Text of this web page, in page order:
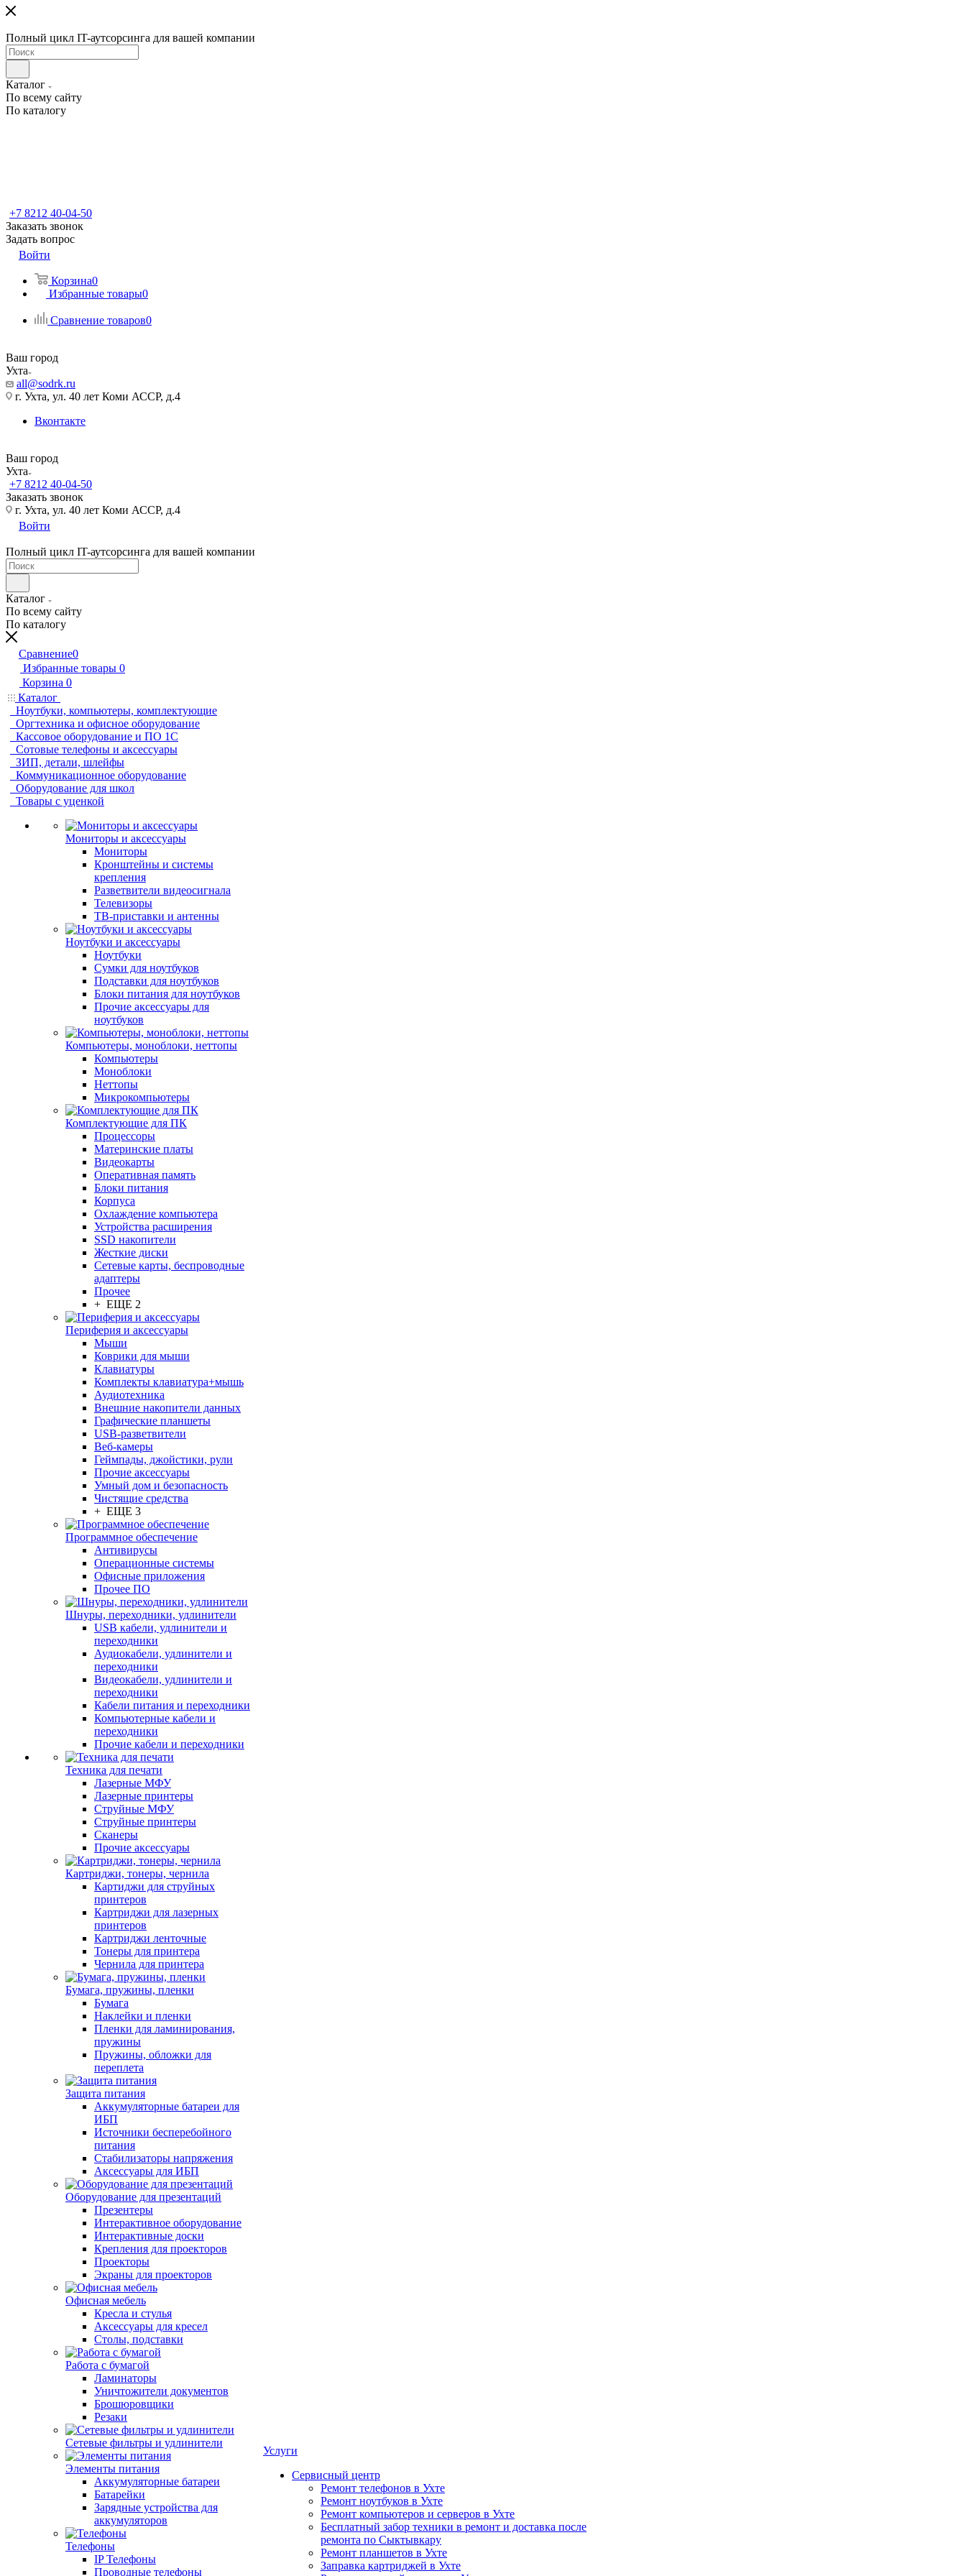
Полный цикл IT-аутсорсинга для вашей компании
Каталог
По всему сайту
По каталогу
+7 8212 40-04-50
Заказать звонок
Задать вопрос
Войти
Корзина0
Избранные товары0
Сравнение товаров0
Ваш город
Ухта
all@sodrk.ru
г. Ухта, ул. 40 лет Коми АССР, д.4
Вконтакте
Ваш город
Ухта
+7 8212 40-04-50
Заказать звонок
г. Ухта, ул. 40 лет Коми АССР, д.4
Войти
Полный цикл IT-аутсорсинга для вашей компании
Каталог
По всему сайту
По каталогу
Сравнение0
Избранные товары 0
Корзина 0
Каталог
Ноутбуки, компьютеры, комплектующие
Оргтехника и офисное оборудование
Кассовое оборудование и ПО 1С
Сотовые телефоны и аксессуары
ЗИП, детали, шлейфы
Коммуникационное оборудование
Оборудование для школ
Товары с уценкой
Мониторы и аксессуары
Мониторы
Кронштейны и системы
крепления
Разветвители видеосигнала
Телевизоры
ТВ-приставки и антенны
Ноутбуки и аксессуары
Ноутбуки
Сумки для ноутбуков
Подставки для ноутбуков
Блоки питания для ноутбуков
Прочие аксессуары для
ноутбуков
Компьютеры, моноблоки, неттопы
Компьютеры
Моноблоки
Неттопы
Микрокомпьютеры
Комплектующие для ПК
Процессоры
Материнские платы
Видеокарты
Оперативная память
Блоки питания
Корпуса
Охлаждение компьютера
Устройства расширения
SSD накопители
Жесткие диски
Сетевые карты, беспроводные
адаптеры
Прочее
+ ЕЩЕ 2
Периферия и аксессуары
Мыши
Коврики для мыши
Клавиатуры
Комплекты клавиатура+мышь
Аудиотехника
Внешние накопители данных
Графические планшеты
USB-разветвители
Веб-камеры
Геймпады, джойстики, рули
Прочие аксессуары
Умный дом и безопасность
Чистящие средства
+ ЕЩЕ 3
Программное обеспечение
Антивирусы
Операционные системы
Офисные приложения
Прочее ПО
Шнуры, переходники, удлинители
USB кабели, удлинители и
переходники
Аудиокабели, удлинители и
переходники
Видеокабели, удлинители и
переходники
Кабели питания и переходники
Компьютерные кабели и
переходники
Прочие кабели и переходники
Техника для печати
Лазерные МФУ
Лазерные принтеры
Струйные МФУ
Струйные принтеры
Сканеры
Прочие аксессуары
Картриджи, тонеры, чернила
Картиджи для струйных
принтеров
Картриджи для лазерных
принтеров
Картриджи ленточные
Тонеры для принтера
Чернила для принтера
Бумага, пружины, пленки
Бумага
Наклейки и пленки
Пленки для ламинирования,
пружины
Пружины, обложки для
переплета
Защита питания
Аккумуляторные батареи для
ИБП
Источники бесперебойного
питания
Стабилизаторы напряжения
Аксессуары для ИБП
Оборудование для презентаций
Презентеры
Интерактивное оборудование
Интерактивные доски
Крепления для проекторов
Проекторы
Экраны для проекторов
Офисная мебель
Кресла и стулья
Аксессуары для кресел
Столы, подставки
Работа с бумагой
Ламинаторы
Уничтожители документов
Брошюровщики
Резаки
Сетевые фильтры и удлинители
Элементы питания
Аккумуляторные батареи
Батарейки
Зарядные устройства для
аккумуляторов
Телефоны
IP Телефоны
Проводные телефоны
Услуги
Сервисный центр
Ремонт телефонов в Ухте
Ремонт ноутбуков в Ухте
Ремонт компьютеров и серверов в Ухте
Бесплатный забор техники в ремонт и доставка после
ремонта по Сыктывкару
Ремонт планшетов в Ухте
Заправка картриджей в Ухте